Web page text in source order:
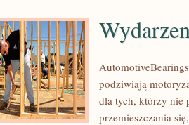
podziwiają
dla tych, którzy nie
przemieszczania